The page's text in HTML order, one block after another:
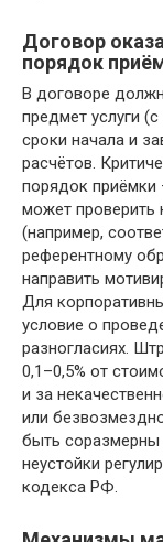
Договор
порядок
В договоре
предмет услуги (с
сроки начала и
расчётов.
порядок приёмки
может проверить
(например,
референтному
направить
Для
условие о
разногласиях.
0,1–0,5% от
и за
или
быть
неустойки
кодекса РФ.